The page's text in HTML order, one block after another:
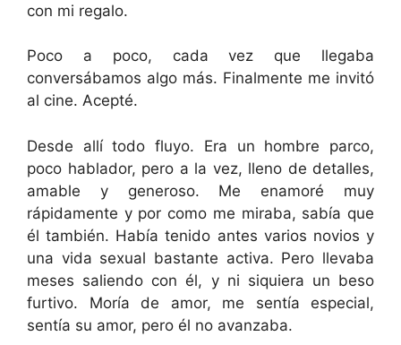
con mi regalo.
Poco a poco, cada vez que llegaba
conversábamos algo más. Finalmente me invitó
al cine. Acepté.
Desde allí todo fluyo. Era un hombre parco,
poco hablador, pero a la vez, lleno de detalles,
amable y generoso. Me enamoré muy
rápidamente y por como me miraba, sabía que
él también. Había tenido antes varios novios y
una vida sexual bastante activa. Pero llevaba
meses saliendo con él, y ni siquiera un beso
furtivo. Moría de amor, me sentía especial,
sentía su amor, pero él no avanzaba.